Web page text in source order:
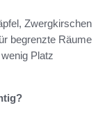
Zwergkirschen
begrenzte Räume
Platz